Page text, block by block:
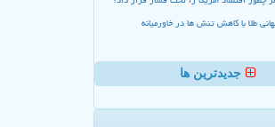
طلا با کاهش تنش ها در خاورمیانه
جدیدترین ها